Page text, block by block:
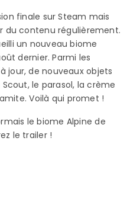
finale sur Steam mais
du contenu régulièrement.
un nouveau biome
dernier. Parmi les
jour, de nouveaux objets
le parasol, la crème
Voilà qui promet !
le biome Alpine de
le trailer !